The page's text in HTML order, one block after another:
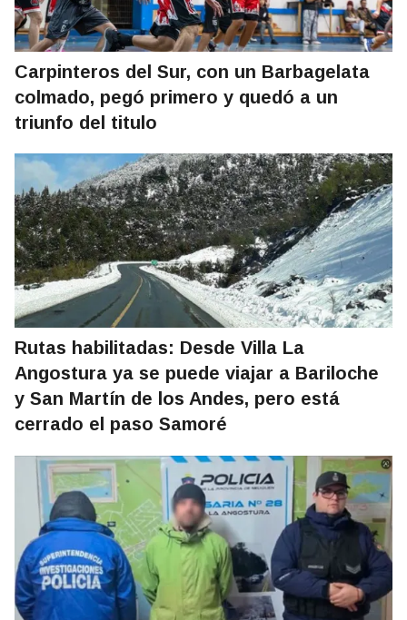
Carpinteros del Sur, con un Barbagelata
colmado, pegó primero y quedó a un
triunfo del titulo
Rutas habilitadas: Desde Villa La
Angostura ya se puede viajar a Bariloche
y San Martín de los Andes, pero está
cerrado el paso Samoré